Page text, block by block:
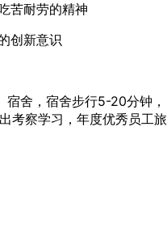
苦耐劳的精神
创新意识
舍，宿舍步行5-20分钟，
考察学习，年度优秀员工旅